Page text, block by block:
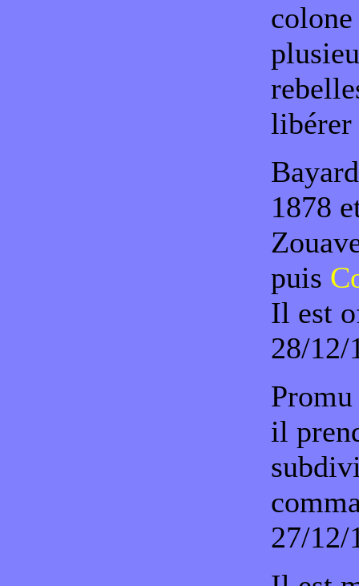
1878
puis
Il est
28/12/
il
27/12/